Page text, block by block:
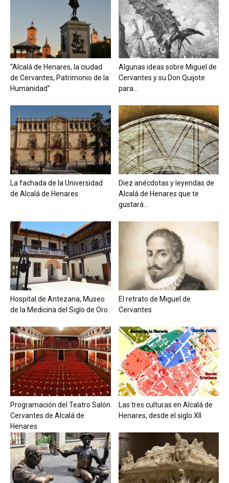
“Alcalá de Henares, la ciudad
de Cervantes, Patrimonio de la
Humanidad”
Algunas ideas sobre Miguel de
Cervantes y su Don Quijote
para...
La fachada de la Universidad
de Alcalá de Henares
Diez anécdotas y leyendas de
Alcalá de Henares que te
gustará...
Hospital de Antezana, Museo
de la Medicina del Siglo de Oro
El retrato de Miguel de
Cervantes
Programación del Teatro Salón
Cervantes de Alcalá de
Henares
Las tres culturas en Alcalá de
Henares, desde el siglo XII